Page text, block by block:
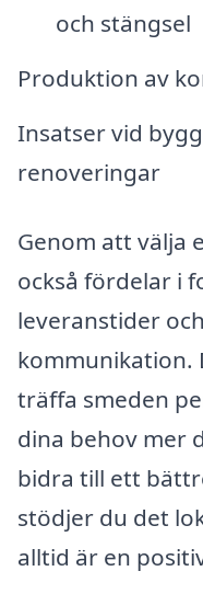
och stängsel
Produktion av
Insatser vid
renoveringar
Genom att välja
också fördelar i
leveranstider
kommunikation.
träffa smeden
dina behov mer
bidra till ett
stödjer du det
alltid är en